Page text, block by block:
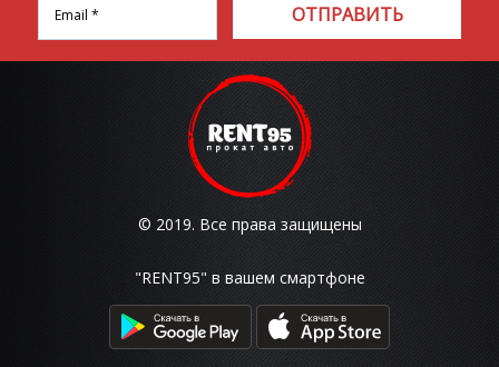
ОТПРАВИТЬ
© 2019. Все права защищены
"RENT95" в вашем смартфоне